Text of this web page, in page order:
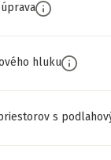
hluku
s